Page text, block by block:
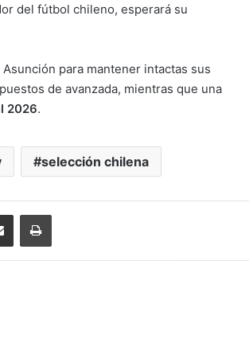
del fútbol chileno, esperará su
para mantener intactas sus
de avanzada, mientras que una
2026.
selección chilena
Enviar vía email Imprimir